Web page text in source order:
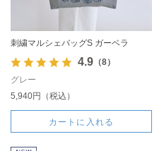
刺繍マルシェバッグS ガーベラ
4.9（8）
グレー
5,940円（税込）
カートに入れる